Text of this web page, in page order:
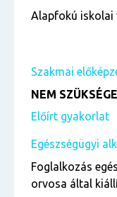
Alapfokú iskolai
Szakmai
NEM
Előírt gyakorlat
Egészségügyi
Foglalkozás
orvosa által